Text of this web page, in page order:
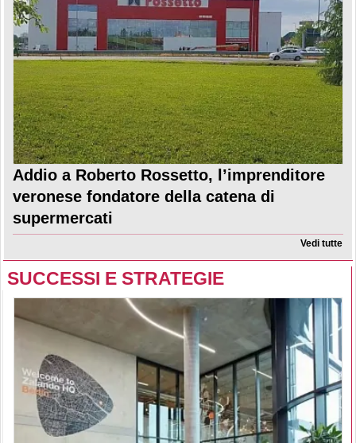
Addio a Roberto Rossetto, l’imprenditore
veronese fondatore della catena di
supermercati
Vedi tutte
SUCCESSI E STRATEGIE